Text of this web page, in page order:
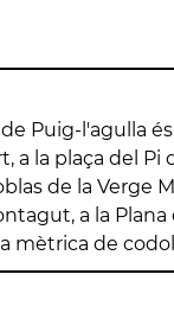
Puig-l'agulla és
a la plaça del Pi
de la Verge
a la Plana
mètrica de
síl·labes, i
4 i la tornada 8-8.
antics.
pia: /